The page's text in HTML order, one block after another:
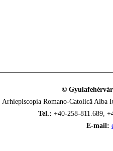
©
Arhiepiscopia Romano-Catolică
Tel.: +40-258-811.689,
E-mail: